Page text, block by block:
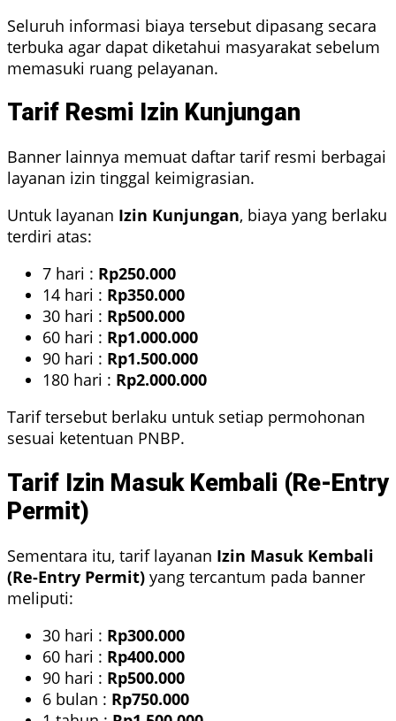
Seluruh informasi biaya tersebut dipasang secara
terbuka agar dapat diketahui masyarakat sebelum
memasuki ruang pelayanan.
Tarif Resmi Izin Kunjungan
Banner lainnya memuat daftar tarif resmi berbagai
layanan izin tinggal keimigrasian.
Untuk layanan Izin Kunjungan, biaya yang berlaku
terdiri atas:
7 hari : Rp250.000
14 hari : Rp350.000
30 hari : Rp500.000
60 hari : Rp1.000.000
90 hari : Rp1.500.000
180 hari : Rp2.000.000
Tarif tersebut berlaku untuk setiap permohonan
sesuai ketentuan PNBP.
Tarif Izin Masuk Kembali (Re-Entry
Permit)
Sementara itu, tarif layanan Izin Masuk Kembali
(Re-Entry Permit) yang tercantum pada banner
meliputi:
30 hari : Rp300.000
60 hari : Rp400.000
90 hari : Rp500.000
6 bulan : Rp750.000